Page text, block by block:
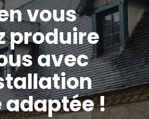
vous
produire
avec
adaptée !